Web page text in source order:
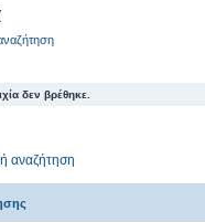
δεν βρέθηκε.
αναζήτηση